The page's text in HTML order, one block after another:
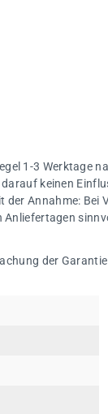
1-3 Werktage
keinen
Annahme:
der